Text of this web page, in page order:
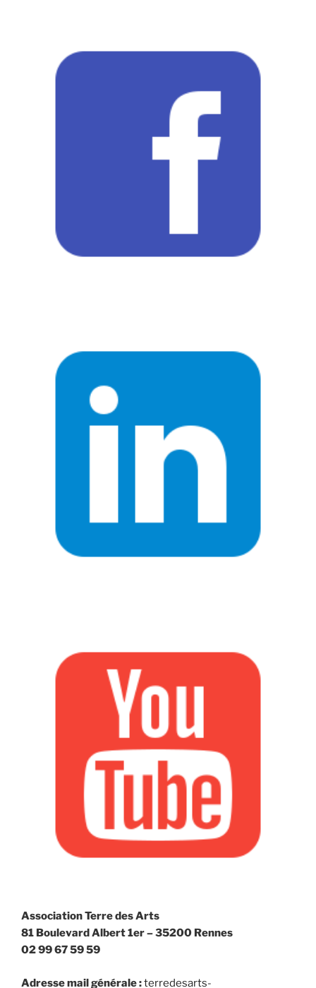
Association Terre des Arts
81 Boulevard Albert 1er – 35200 Rennes
02 99 67 59 59
Adresse mail générale :terredesarts-